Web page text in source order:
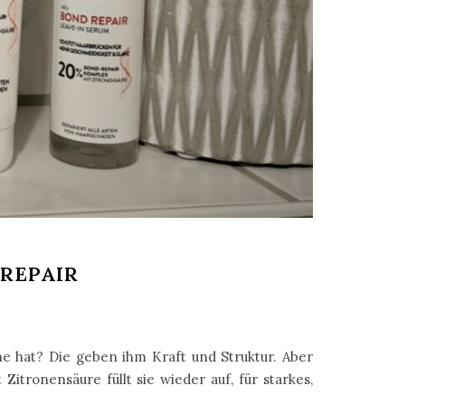
hat? Die geben ihm Kraft und Struktur. Aber
füllt sie wieder auf, für starkes,